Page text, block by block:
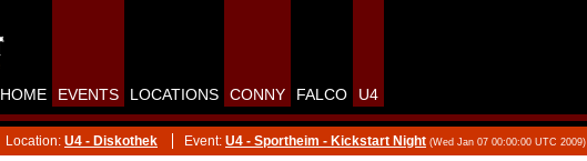
HOME EVENTS LOCATIONS CONNY FALCO U4
Location: U4 - Diskothek Event: U4 - Sportheim - Kickstart Night (Wed Jan 07 00:00:00 UTC 2009)